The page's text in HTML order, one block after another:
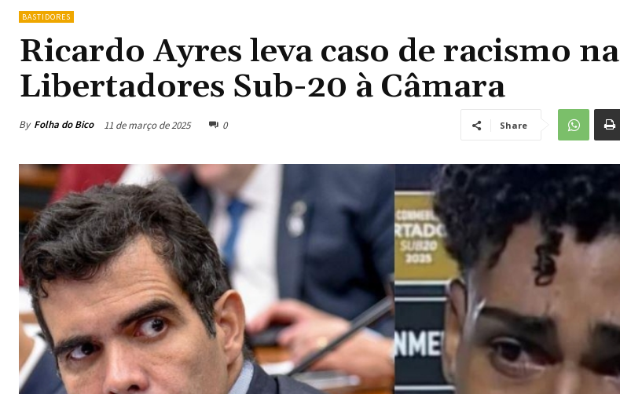
BASTIDORES
Ricardo Ayres leva caso de racismo na
Libertadores Sub-20 à Câmara
By Folha do Bico 11 de março de 2025 0 Share